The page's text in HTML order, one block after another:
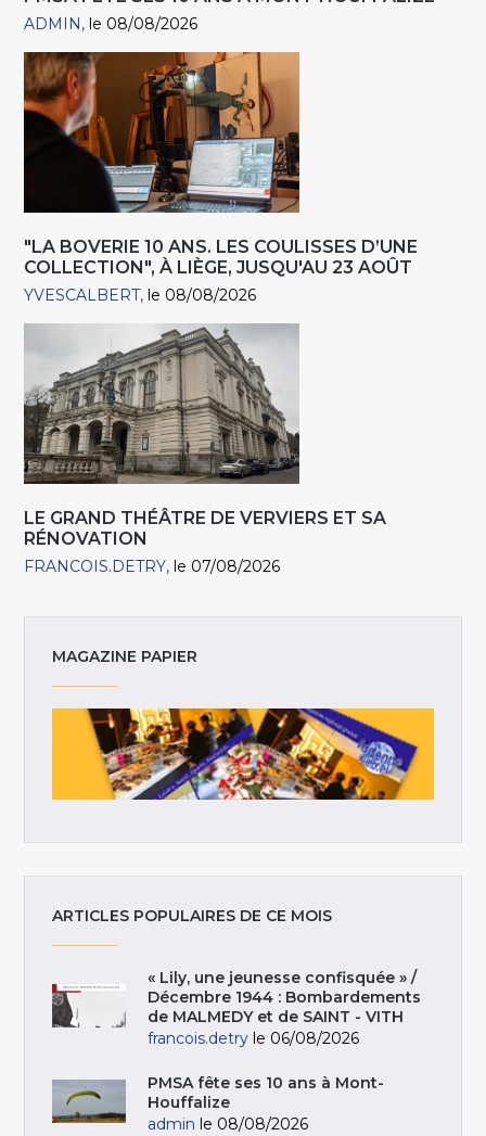
ADMIN le 08/08/2026
"LA BOVERIE 10 ANS. LES COULISSES D’UNE
COLLECTION", À LIÈGE, JUSQU'AU 23 AOÛT
YVESCALBERT le 08/08/2026
LE GRAND THÉÂTRE DE VERVIERS ET SA
RÉNOVATION
FRANCOIS.DETRY le 07/08/2026
MAGAZINE PAPIER
ARTICLES POPULAIRES DE CE MOIS
« Lily, une jeunesse confisquée » /
Décembre 1944 : Bombardements
de MALMEDY et de SAINT - VITH
francois.detry le 06/08/2026
PMSA fête ses 10 ans à Mont-
Houffalize
admin le 08/08/2026